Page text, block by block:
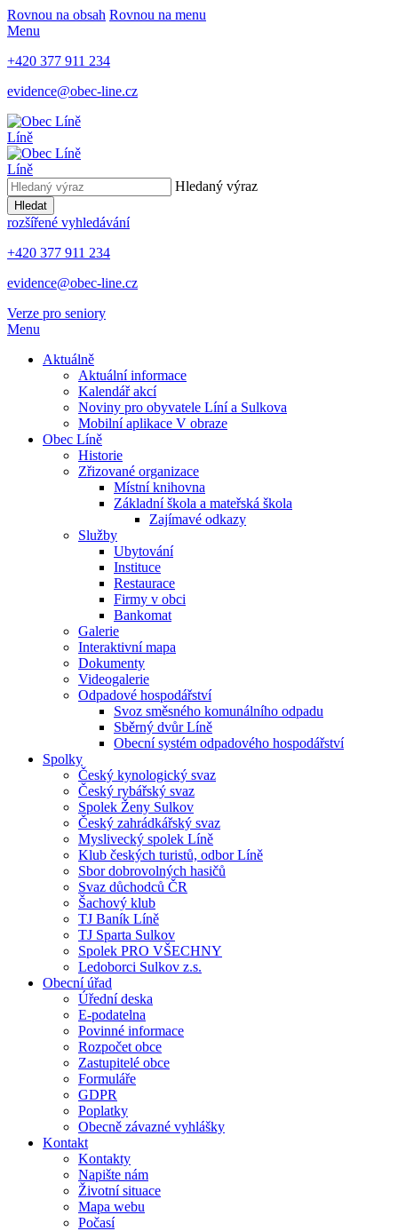
Rovnou na obsah Rovnou na menu
Menu
+420 377 911 234
evidence@obec-line.cz
Líně
Líně
Hledaný výraz
Hledat
rozšířené vyhledávání
+420 377 911 234
evidence@obec-line.cz
Verze pro seniory
Menu
Aktuálně
Aktuální informace
Kalendář akcí
Noviny pro obyvatele Líní a Sulkova
Mobilní aplikace V obraze
Obec Líně
Historie
Zřizované organizace
Místní knihovna
Základní škola a mateřská škola
Zajímavé odkazy
Služby
Ubytování
Instituce
Restaurace
Firmy v obci
Bankomat
Galerie
Interaktivní mapa
Dokumenty
Videogalerie
Odpadové hospodářství
Svoz směsného komunálního odpadu
Sběrný dvůr Líně
Obecní systém odpadového hospodářství
Spolky
Český kynologický svaz
Český rybářský svaz
Spolek Ženy Sulkov
Český zahrádkářský svaz
Myslivecký spolek Líně
Klub českých turistů, odbor Líně
Sbor dobrovolných hasičů
Svaz důchodců ČR
Šachový klub
TJ Baník Líně
TJ Sparta Sulkov
Spolek PRO VŠECHNY
Ledoborci Sulkov z.s.
Obecní úřad
Úřední deska
E-podatelna
Povinné informace
Rozpočet obce
Zastupitelé obce
Formuláře
GDPR
Poplatky
Obecně závazné vyhlášky
Kontakt
Kontakty
Napište nám
Životní situace
Mapa webu
Počasí